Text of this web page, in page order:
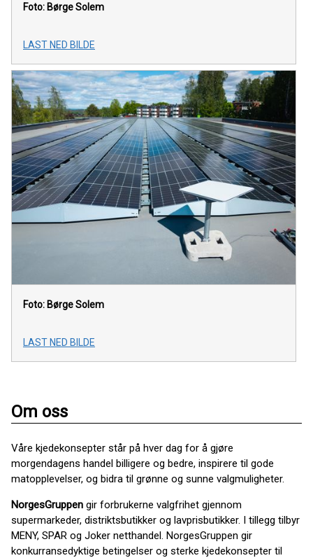
Foto: Børge Solem
LAST NED BILDE
Foto: Børge Solem
LAST NED BILDE
Om oss
Våre kjedekonsepter står på hver dag for å gjøre
morgendagens handel billigere og bedre, inspirere til gode
matopplevelser, og bidra til grønne og sunne valgmuligheter.
NorgesGruppen gir forbrukerne valgfrihet gjennom
supermarkeder, distriktsbutikker og lavprisbutikker. I tillegg tilbyr
MENY, SPAR og Joker netthandel. NorgesGruppen gir
konkurransedyktige betingelser og sterke kjedekonsepter til